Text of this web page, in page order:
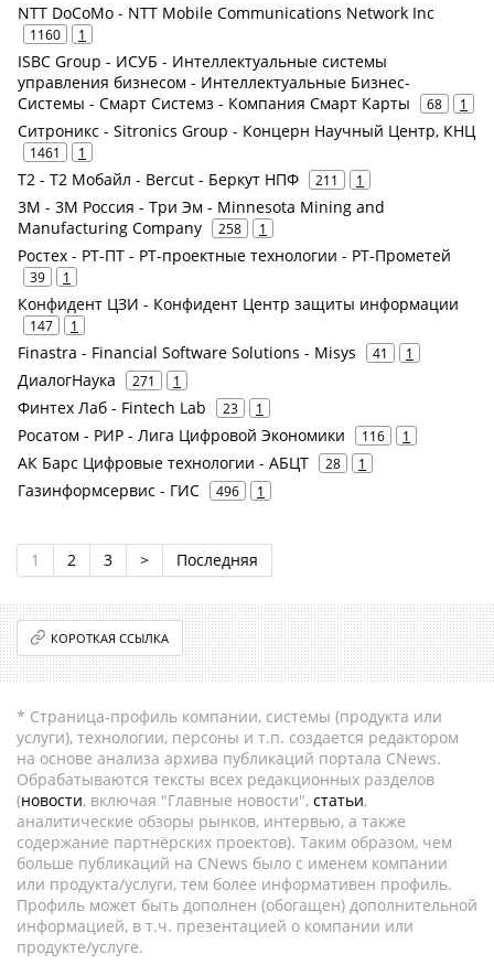
NTT DoCoMo - NTT Mobile Communications Network Inc
1160 1
ISBC Group - ИСУБ - Интеллектуальные системы
управления бизнесом - Интеллектуальные Бизнес-
Системы - Смарт Системз - Компания Смарт Карты
68 1
Ситроникс - Sitronics Group - Концерн Научный Центр, КНЦ
1461 1
Т2 - Т2 Мобайл - Bercut - Беркут НПФ 211 1
3M - 3М Россия - Три Эм - Minnesota Mining and
Manufacturing Company
258 1
Ростех - РТ-ПТ - РТ-проектные технологии - РТ-Прометей
39 1
Конфидент ЦЗИ - Конфидент Центр защиты информации
147 1
Finastra - Financial Software Solutions - Misys 41 1
ДиалогНаука 271 1
Финтех Лаб - Fintech Lab 23 1
Росатом - РИР - Лига Цифровой Экономики 116 1
АК Барс Цифровые технологии - АБЦТ 28 1
Газинформсервис - ГИС 496 1
1 2 3 > Последняя
КОРОТКАЯ ССЫЛКА
* Страница-профиль компании, системы (продукта или
услуги), технологии, персоны и т.п. создается редактором
на основе анализа архива публикаций портала CNews.
Обрабатываются тексты всех редакционных разделов
(новости, включая "Главные новости", статьи,
аналитические обзоры рынков, интервью, а также
содержание партнёрских проектов). Таким образом, чем
больше публикаций на CNews было с именем компании
или продукта/услуги, тем более информативен профиль.
Профиль может быть дополнен (обогащен) дополнительной
информацией, в т.ч. презентацией о компании или
продукте/услуге.